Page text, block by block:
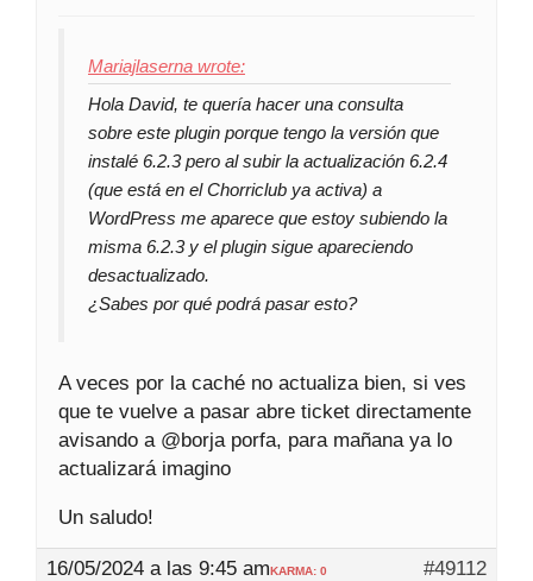
Mariajlaserna wrote:
Hola David, te quería hacer una consulta
sobre este plugin porque tengo la versión que
instalé 6.2.3 pero al subir la actualización 6.2.4
(que está en el Chorriclub ya activa) a
WordPress me aparece que estoy subiendo la
misma 6.2.3 y el plugin sigue apareciendo
desactualizado.
¿Sabes por qué podrá pasar esto?
A veces por la caché no actualiza bien, si ves
que te vuelve a pasar abre ticket directamente
avisando a @borja porfa, para mañana ya lo
actualizará imagino
Un saludo!
16/05/2024 a las 9:45 am #49112
KARMA: 0